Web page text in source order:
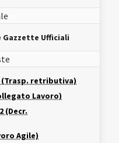
Ufficiali
(Trasp. retributiva)
Lavoro)
(Decr.
Agile)